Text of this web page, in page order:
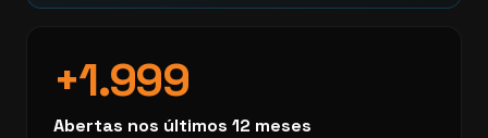
+1.999
Abertas nos últimos 12 meses